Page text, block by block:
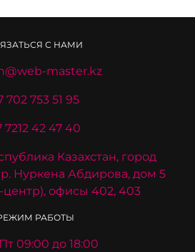
С НАМИ
master.kz
702 753 51 95
7212 42 47 40
Казахстан, город
Нуркена Абдирова, дом 5
центр), офисы 402, 403
РАБОТЫ
09:00 до 18:00